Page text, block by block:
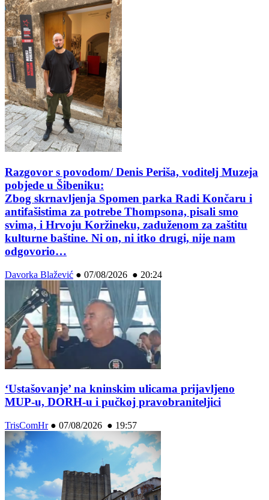
Razgovor s povodom/ Denis Periša, voditelj Muzeja
pobjede u Šibeniku:
Zbog skrnavljenja Spomen parka Radi Končaru i
antifašistima za potrebe Thompsona, pisali smo
svima, i Hrvoju Koržineku, zaduženom za zaštitu
kulturne baštine. Ni on, ni itko drugi, nije nam
odgovorio…
Davorka Blažević ● 07/08/2026 ● 20:24
‘Ustašovanje’ na kninskim ulicama prijavljeno
MUP-u, DORH-u i pučkoj pravobraniteljici
TrisComHr● 07/08/2026 ● 19:57